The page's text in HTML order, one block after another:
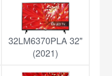
32LM6370PLA 32"
(2021)